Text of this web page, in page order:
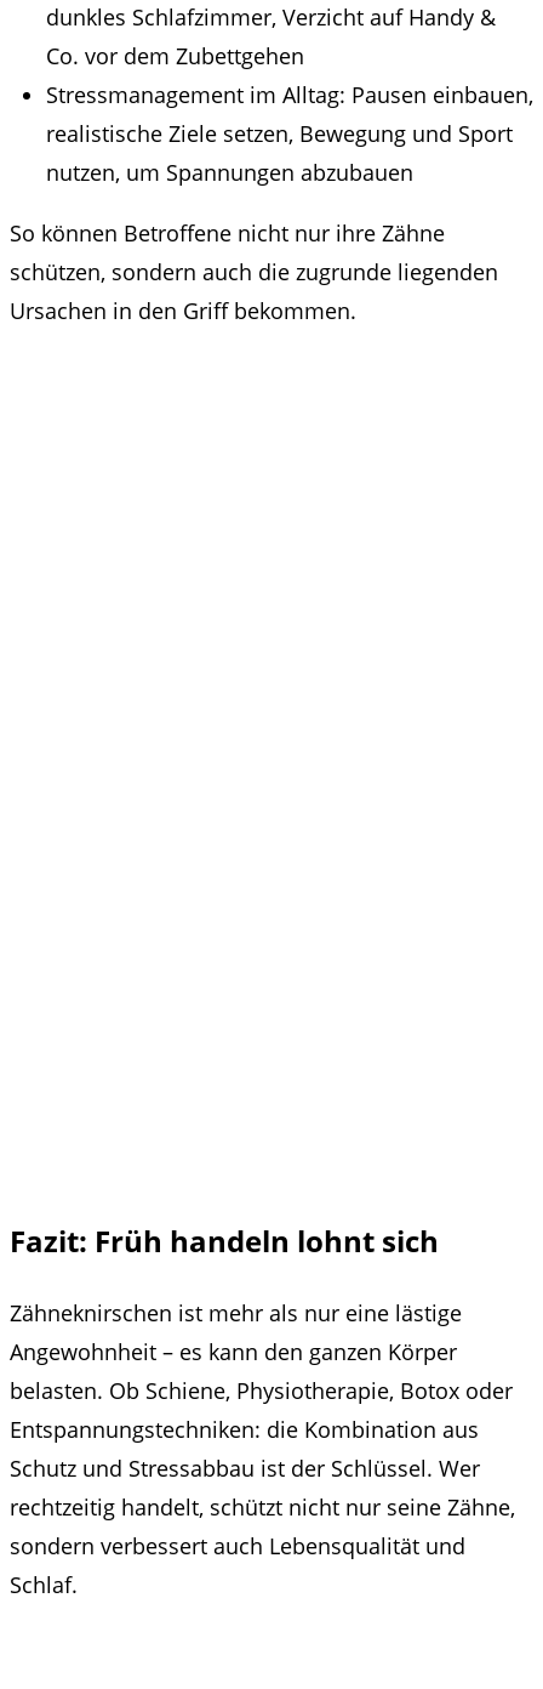
dunkles Schlafzimmer, Verzicht auf Handy &
Co. vor dem Zubettgehen
Stressmanagement im Alltag: Pausen einbauen,
realistische Ziele setzen, Bewegung und Sport
nutzen, um Spannungen abzubauen
So können Betroffene nicht nur ihre Zähne
schützen, sondern auch die zugrunde liegenden
Ursachen in den Griff bekommen.
Fazit: Früh handeln lohnt sich
Zähneknirschen ist mehr als nur eine lästige
Angewohnheit – es kann den ganzen Körper
belasten. Ob Schiene, Physiotherapie, Botox oder
Entspannungstechniken: die Kombination aus
Schutz und Stressabbau ist der Schlüssel. Wer
rechtzeitig handelt, schützt nicht nur seine Zähne,
sondern verbessert auch Lebensqualität und
Schlaf.